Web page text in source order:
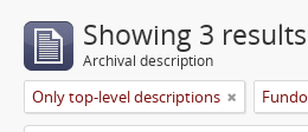
Showing 3 results
Archival description
Only top-level descriptions Fundo